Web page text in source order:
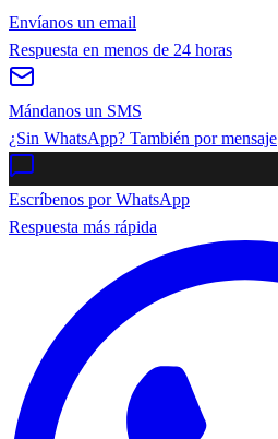
Envíanos un email
Respuesta en menos de 24 horas
Mándanos un SMS
¿Sin WhatsApp? También por mensaje
Escríbenos por WhatsApp
Respuesta más rápida